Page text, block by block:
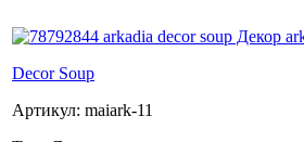
Decor Soup
Артикул: maiark-11